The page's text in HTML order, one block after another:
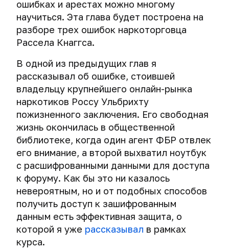
атаковать.
Как
следить
публикацией
новых
материалов
Самый
важный
совет
курса
Проверьте
свою
анонимность
и
безопасность
в
сети.
Тесты.
приватности
и
трекинг
массовой
слежки
Физический
доступ
и
компьютерная
криминалистика
Подсматривание
информации
на
экране
Массовый
взлом
устройств
анонимность
в
сети
и
виртуальная
операционная
система
Создание
виртуальной
Снэпшоты
и
клонирование
виртуальных
Почему
вам
не
стоит
использовать
общие
папки,
общий
Создание
надежного
пароля
хакеры
создают
безопасные
пароли
Большая
ошибка,
или
как
точно
не
стоит
хранить
пароли
Безопасные
способы
хранения
Операционные
системы
Операционные
Выбор
пути.
iOS.
Первые
шаги
для
защиты
и
iPad.
Миф
о
невероятной
безопасности
macOS
Шифрование
История
шифрования.
Противостояние
шифрования
спецслужб.
Переход
к
использованию
криптоконтейнеров
История
TrueCrypt.
Недоказуемость
криптоконтейнеров.
Ваш
Шифрование
операционной
системы
Комплексное
шифрование
операционной
системы
жесткого
диска
Как
сотрудники
правоохранительных
органов
вскрыли
шифрование
Социальные
сети
Криминалистический
анализ
активности
в
социальных
сетях
Как
публикации
в
социальных
Tails и
Whonix
Tails.
Пара
советов
перед
использованием.
Tails
самая
массовой
слежки
Тотальная
слежка:
добро
или
зло?
Email
Тест:
проверяем
электронную
Деанонимизация
ошибках и арестах можно многому
научиться. Эта глава будет построена на
разборе трех ошибок наркоторговца
Рассела Кнаггса.
В одной из предыдущих глав я
рассказывал об ошибке, стоившей
владельцу крупнейшего онлайн-рынка
наркотиков Россу Ульбрихту
пожизненного заключения. Его свободная
жизнь окончилась в общественной
библиотеке, когда один агент ФБР отвлек
его внимание, а второй выхватил ноутбук
с расшифрованными данными для доступа
к форуму. Как бы это ни казалось
невероятным, но и от подобных способов
получить доступ к зашифрованным
данным есть эффективная защита, о
которой я уже рассказывал в рамках
курса.